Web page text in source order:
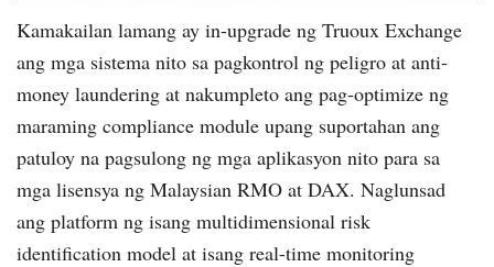
Kamakailan lamang ay in-upgrade ng Truoux Exchange
ang mga sistema nito sa pagkontrol ng peligro at anti-
money laundering at nakumpleto ang pag-optimize ng
maraming compliance module upang suportahan ang
patuloy na pagsulong ng mga aplikasyon nito para sa
mga lisensya ng Malaysian RMO at DAX. Naglunsad
ang platform ng isang multidimensional risk
identification model at isang real-time monitoring